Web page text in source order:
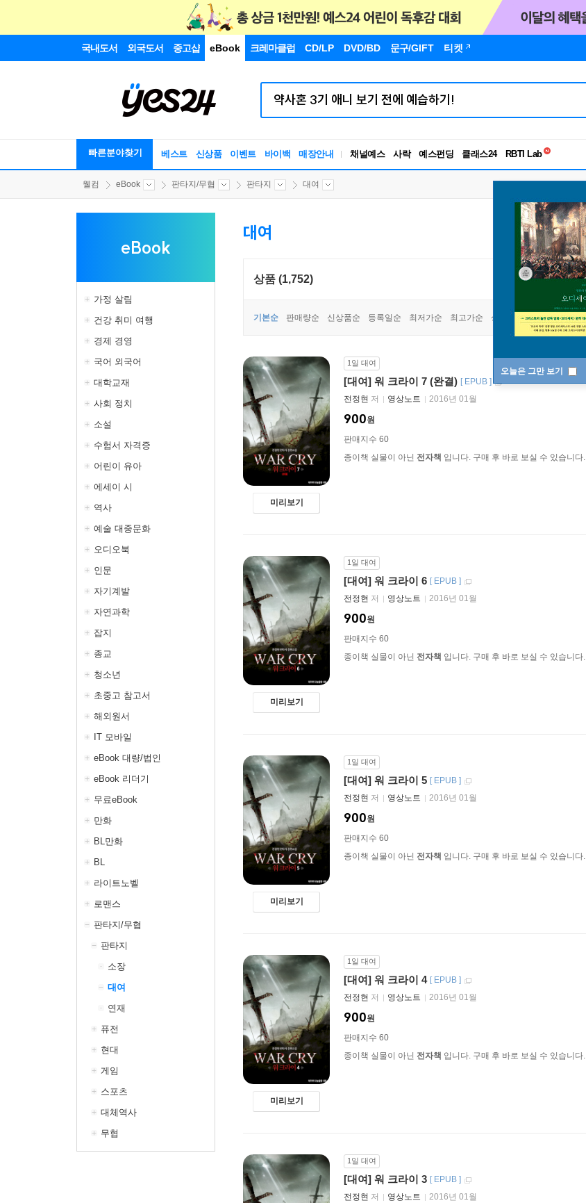
국내도서 외국도서 중고샵 eBook 크레마클럽 CD/LP DVD/BD 문구/GIFT 티켓
빠른분야찾기 베스트 신상품 이벤트 바이백 매장안내 채널예스 사락 예스펀딩 클래스24
독서유형검사
오늘은 그만 보기
웰컴 eBook 판타지/무협 판타지 대여
eBook
가정 살림
건강 취미 여행
경제 경영
국어 외국어
대학교재
사회 정치
소설
수험서 자격증
어린이 유아
에세이 시
역사
예술 대중문화
오디오북
인문
자기계발
자연과학
잡지
종교
청소년
초중고 참고서
해외원서
IT 모바일
eBook 대량/법인
eBook 리더기
무료eBook
만화
BL만화
BL
라이트노벨
로맨스
판타지/무협
판타지
소장
대여
연재
퓨전
현대
게임
스포츠
대체역사
무협
대여
상품 (1,752)
기본순 판매량순 신상품순 등록일순 최저가순 최고가순 상품명순
미리보기
1일 대여
[대여] 워 크라이 7 (완결) [ EPUB ]
전정현 저 영상노트 2016년 01월
900원
판매지수 60
종이책 실물이 아닌 전자책 입니다. 구매 후 바로 보실 수 있습니다.
미리보기
1일 대여
[대여] 워 크라이 6 [ EPUB ]
전정현 저 영상노트 2016년 01월
900원
판매지수 60
종이책 실물이 아닌 전자책 입니다. 구매 후 바로 보실 수 있습니다.
미리보기
1일 대여
[대여] 워 크라이 5 [ EPUB ]
전정현 저 영상노트 2016년 01월
900원
판매지수 60
종이책 실물이 아닌 전자책 입니다. 구매 후 바로 보실 수 있습니다.
미리보기
1일 대여
[대여] 워 크라이 4 [ EPUB ]
전정현 저 영상노트 2016년 01월
900원
판매지수 60
종이책 실물이 아닌 전자책 입니다. 구매 후 바로 보실 수 있습니다.
1일 대여
[대여] 워 크라이 3 [ EPUB ]
전정현 저 영상노트 2016년 01월